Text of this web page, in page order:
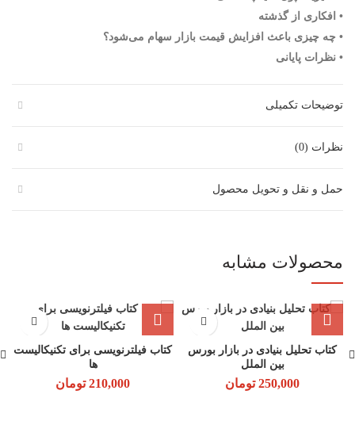
• افکاری از گذشته
• چه چیزی باعث افزایش قیمت بازار سهام می‌شود؟
• نظرات پایانی
توضیحات تکمیلی
نظرات (0)
حمل و نقل و تحویل محصول
محصولات مشابه
کتاب تحلیل بنیادی در بازار بورس
بین الملل
250,000 تومان
کتاب فیلترنویسی برای تکنیکالیست
ها
210,000 تومان